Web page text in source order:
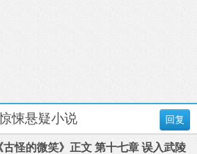
回复
悚悬疑小说
怪的微笑》正文 第十七章 误入武陵